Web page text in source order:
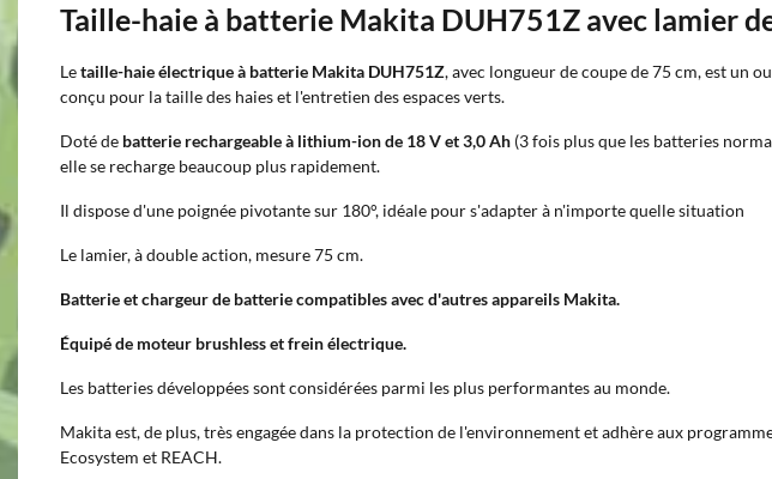
Taille-haie à batterie Makita DUH751Z avec lamier
Letaille-haie électrique à batterie Makita DUH751Z, avec longueur de coupe de 75 cm, est un
conçu pour la taille des haies et l'entretien des espaces verts.
Doté de batterie rechargeable à lithium-ion de 18 V et 3,0 Ah (3 fois plus que les batteries
elle se recharge beaucoup plus rapidement.
Il dispose d'une poignée pivotante sur 180°, idéale pour s'adapter à n'importe quelle situation
Le lamier, à double action, mesure 75 cm.
Batterie et chargeur de batterie compatibles avec d'autres appareils Makita.
Équipé de moteur brushless et frein électrique.
Les batteries développées sont considérées parmi les plus performantes au monde.
Makita est, de plus, très engagée dans la protection de l'environnement et adhère aux
Ecosystem et REACH.